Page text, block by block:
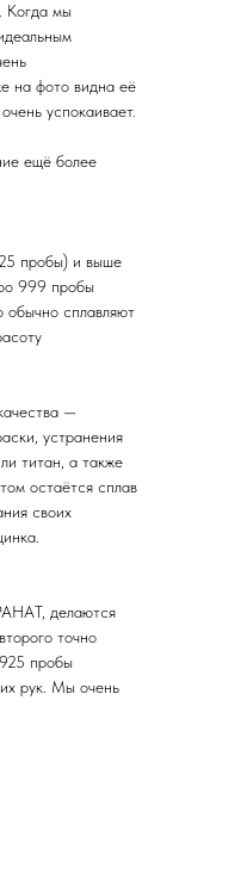
Когда мы
на фото видна её
успокаивает.
ещё более
пробы) и выше
999 пробы
обычно сплавляют
—
устранения
титан, а также
остаётся сплав
своих
делаются
точно
пробы
рук. Мы очень